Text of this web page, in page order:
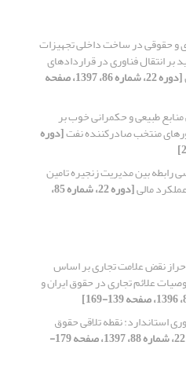
و حقوقی در ساخت داخلی تجهیزات
بر انتقال فناوری در قراردادهای
[دوره 22، شماره 86، 1397، صفحه
منابع طبیعی و حکمرانی خوب بر
منتخب صادرکننده نفت[دوره
رابطه بین مدیریت زنجیره تامین
مالی [دوره 22، شماره 85،
نقض علامت تجاری بر اساس
علائم تجاری در حقوق ایران و
استاندارد: نقطه تلاقی حقوق
[دوره 22، شماره 88، 1397، صفحه 179-